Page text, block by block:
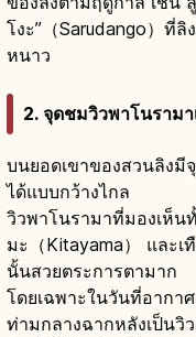
โงะ”（Sarudango）ที่
หนาว
2. จุดชมวิวพาโนรามา
บนยอดเขาของสวนลิงมี
ได้แบบกว้างไกล
วิวพาโนรามาที่มองเห็น
มะ（Kitayama） และเ
นั้นสวยตระการตามาก
โดยเฉพาะในวันที่อาก
ท่ามกลางฉากหลังเป็นวิ